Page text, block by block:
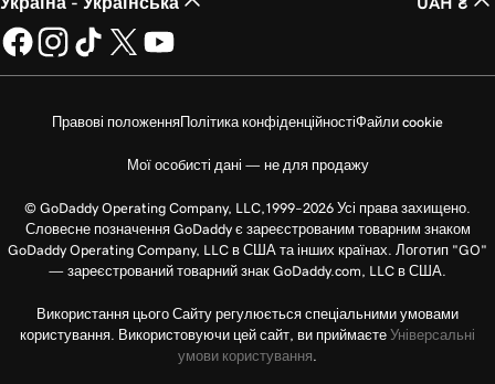
Правові положенняПолітика конфіденційностіФайли cookie
Мої особисті дані — не для продажу
© GoDaddy Operating Company, LLC,1999–2026 Усі права захищено.
Словесне позначення GoDaddy є зареєстрованим товарним знаком
GoDaddy Operating Company, LLC в США та інших країнах. Логотип "GO"
— зареєстрований товарний знак GoDaddy.com, LLC в США.
Використання цього Сайту регулюється спеціальними умовами
користування. Використовуючи цей сайт, ви приймаєте Універсальні
умови користування.